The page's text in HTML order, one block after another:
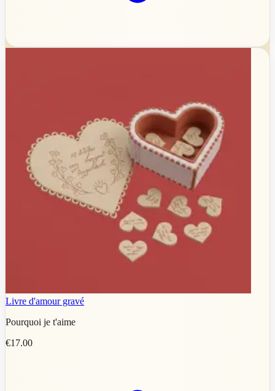
Livre d'amour gravé
Pourquoi je t'aime
€17.00